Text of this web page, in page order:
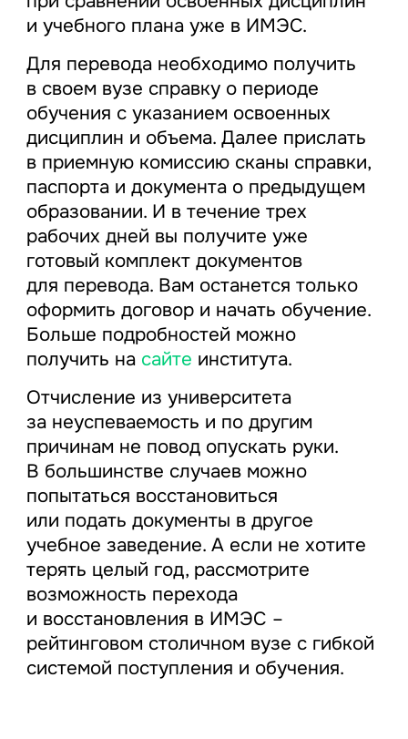
и учебного плана уже в ИМЭС.
Для перевода необходимо получить
в своем вузе справку о периоде
обучения с указанием освоенных
дисциплин и объема. Далее прислать
в приемную комиссию сканы справки,
паспорта и документа о предыдущем
образовании. И в течение трех
рабочих дней вы получите уже
готовый комплект документов
для перевода. Вам останется только
оформить договор и начать обучение.
Больше подробностей можно
получить на сайте института.
Отчисление из университета
за неуспеваемость и по другим
причинам не повод опускать руки.
В большинстве случаев можно
попытаться восстановиться
или подать документы в другое
учебное заведение. А если не хотите
терять целый год, рассмотрите
возможность перехода
и восстановления в ИМЭС –
рейтинговом столичном вузе с гибкой
системой поступления и обучения.